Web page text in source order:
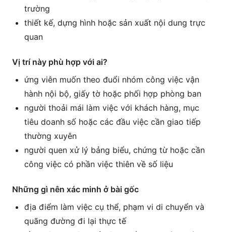
trường
thiết kế, dựng hình hoặc sản xuất nội dung trực
quan
Vị trí này phù hợp với ai?
ứng viên muốn theo đuổi nhóm công việc vận
hành nội bộ, giấy tờ hoặc phối hợp phòng ban
người thoải mái làm việc với khách hàng, mục
tiêu doanh số hoặc các đầu việc cần giao tiếp
thường xuyên
người quen xử lý bảng biểu, chứng từ hoặc cần
công việc có phần việc thiên về số liệu
Những gì nên xác minh ở bài gốc
địa điểm làm việc cụ thể, phạm vi di chuyển và
quãng đường đi lại thực tế